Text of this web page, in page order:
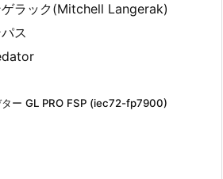
ラック(Mitchell Langerak)
ス
ー GL PRO FSP (iec72-fp7900)